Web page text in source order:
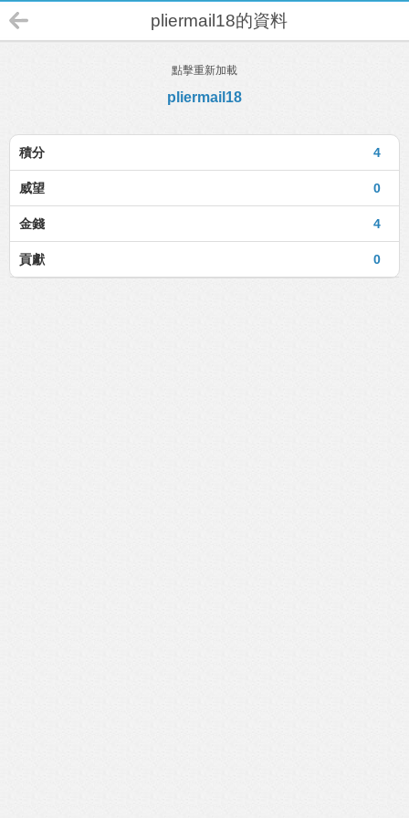
pliermail18的資料
點擊重新加載
pliermail18
4
積分
0
威望
4
金錢
0
貢獻